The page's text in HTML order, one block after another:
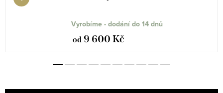
Vyrobíme - dodání do 14 dnů
od 9 600 Kč